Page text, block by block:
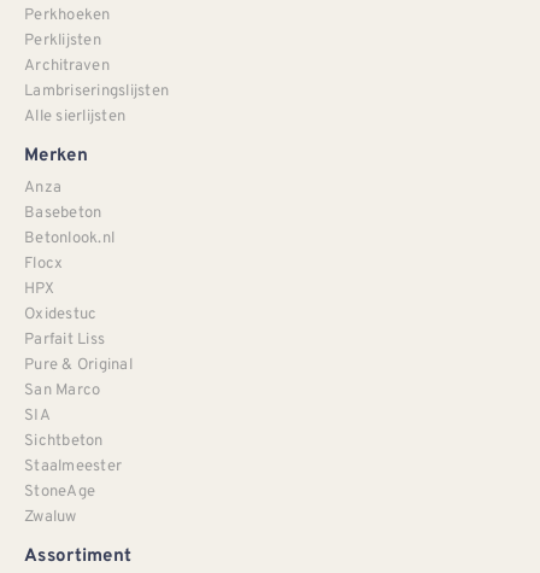
Perkhoeken
Perklijsten
Architraven
Lambriseringslijsten
Alle sierlijsten
Merken
Anza
Basebeton
Betonlook.nl
Flocx
HPX
Oxidestuc
Parfait Liss
Pure & Original
San Marco
SIA
Sichtbeton
Staalmeester
StoneAge
Zwaluw
Assortiment